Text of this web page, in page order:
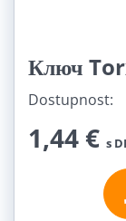
Ключ
Dostupnost:
1,44 € s